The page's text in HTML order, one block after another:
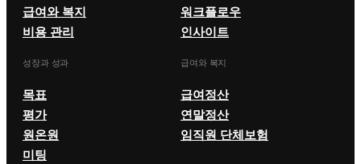
급여와 복지
비용 관리
워크플로우
인사이트
성장과 성과
목표
평가
원온원
미팅
급여와 복지
급여정산
연말정산
임직원 단체보험